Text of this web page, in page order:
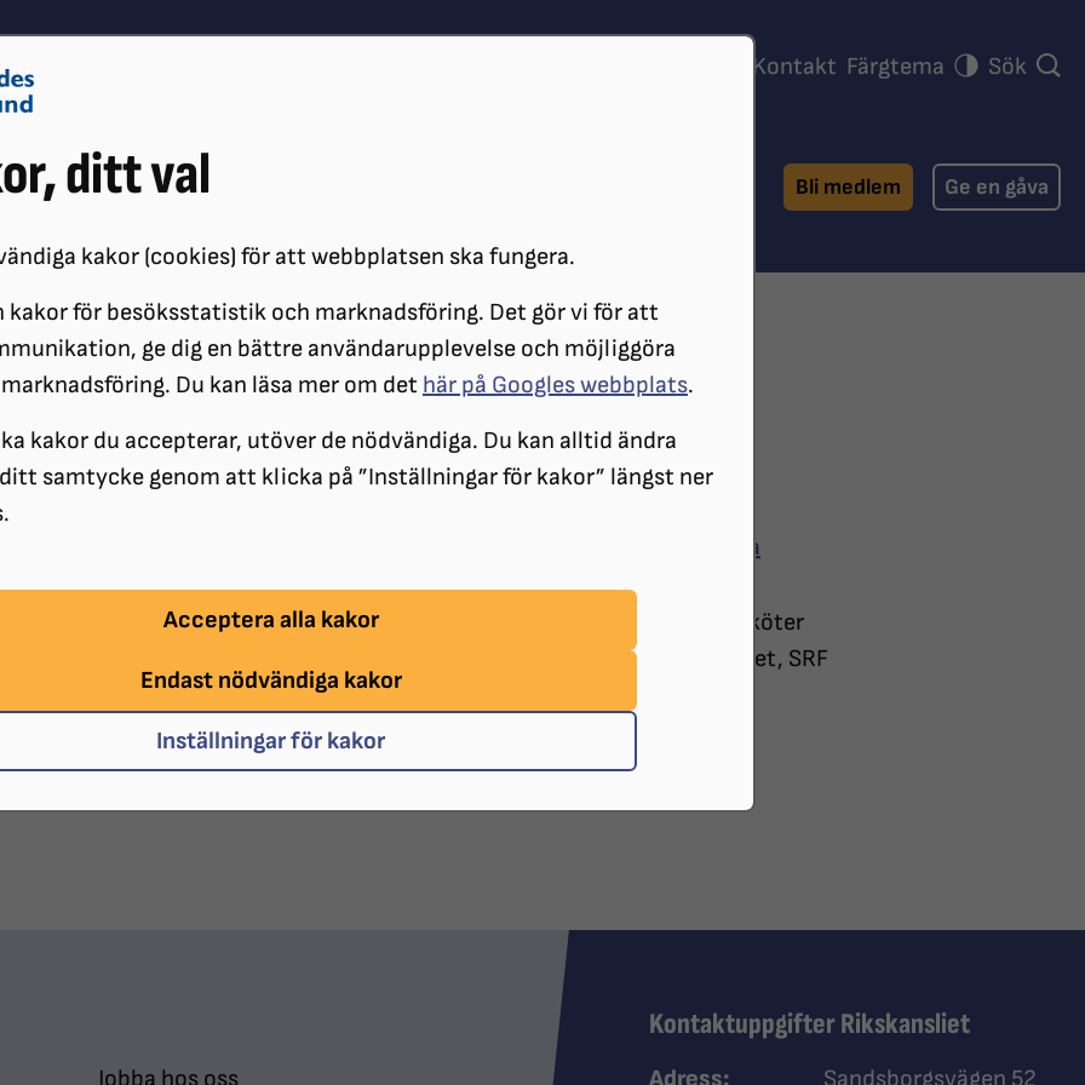
ditt val
kakor (cookies) för att webbplatsen ska fungera.
kakor för besöksstatistik och marknadsföring. Det gör vi för att
ge dig en bättre användarupplevelse och möjliggöra
Du kan läsa mer om det här på Googles webbplats.
kakor du accepterar, utöver de nödvändiga. Du kan alltid ändra
samtycke genom att klicka på ”Inställningar för kakor” längst ner
Acceptera alla kakor
Endast nödvändiga kakor
Inställningar för kakor
Kontakt Färgtema Sök
Påverkansarbete
Bli medlem Ge en gåva
DISTRIKT SRF STOCKHOLM GOTLAND
LOKALFÖRENINGAR
SRF Nacka-Värmdö
-Till SRF Stockholm Gotlands startsida
Den här föreningen saknar en egen lokalt förankrad styrelse, som sköter
verksamheten och ordnar aktiviteter. Under tiden ansvarar distriktet, SRF
Stockholm Gotland, för verksamheten.
Denna förening är vilande.
Jobba hos oss
Kontaktuppgifter Rikskansliet
Adress: Sandsborgsvägen 52